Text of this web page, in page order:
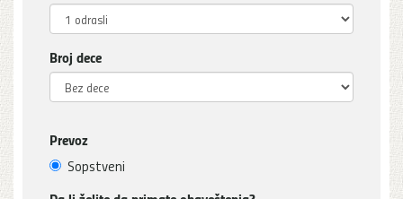
Broj dece
Prevoz
Sopstveni